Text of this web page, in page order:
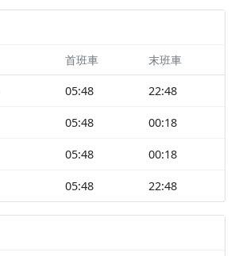
首班車 末班車
05:48 22:48
05:48 00:18
05:48 00:18
05:48 22:48